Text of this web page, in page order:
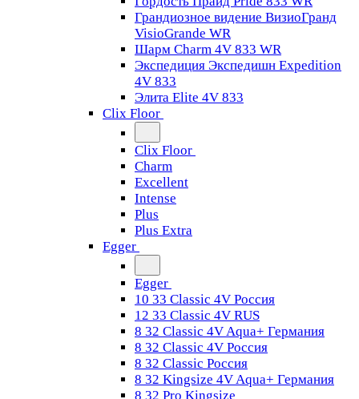
Грандиозное видение ВизиоГранд
VisioGrande WR
Шарм Charm 4V 833 WR
Экспедиция Экспедишн Expedition
4V 833
Элита Elite 4V 833
Clix Floor
Clix Floor
Charm
Excellent
Intense
Plus
Plus Extra
Egger
Egger
10 33 Classic 4V Россия
12 33 Classic 4V RUS
8 32 Classic 4V Aqua+ Германия
8 32 Classic 4V Россия
8 32 Classic Россия
8 32 Kingsize 4V Aqua+ Германия
8 32 Pro Kingsize